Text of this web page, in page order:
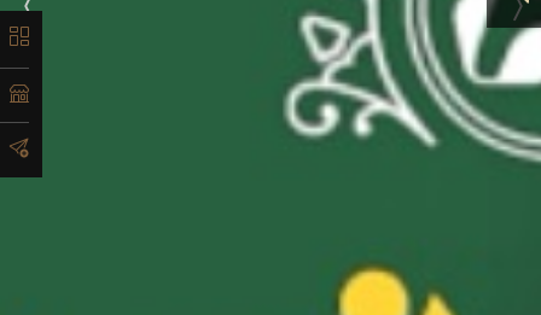
لیست
محصولات
آدرس و